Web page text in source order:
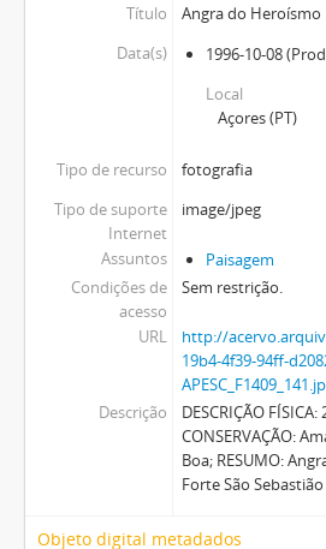
Título
Angra do Heroísmo
Data(s)
1996-10-08
Local
Açores (PT)
Tipo de recurso
fotografia
Tipo de suporte
Internet
image/jpeg
Assuntos
Paisagem
Condições de
acesso
Sem restrição.
URL
http://
19b4-4f39-94ff-
Descrição
DESCRIÇÃO
CONSERVAÇÃO:
Boa; RESUMO:
Forte São
Objeto digital metadados